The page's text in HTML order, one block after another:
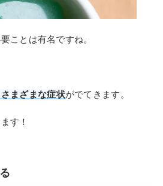
ことは有名ですね。
まざまな症状がでてきます。
す！